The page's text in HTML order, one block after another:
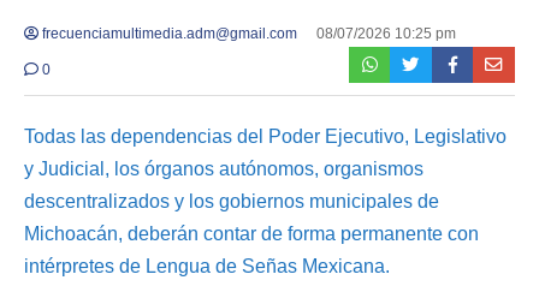
frecuenciamultimedia.adm@gmail.com 08/07/2026 10:25 pm
0
Todas las dependencias del Poder Ejecutivo, Legislativo
y Judicial, los órganos autónomos, organismos
descentralizados y los gobiernos municipales de
Michoacán, deberán contar de forma permanente con
intérpretes de Lengua de Señas Mexicana.